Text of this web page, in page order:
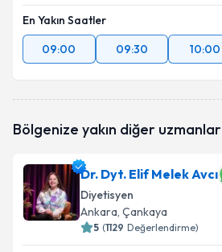
En Yakın Saatler
09:00
09:30 10:00
Bölgenize yakın diğer uzmanlar
Dr. Dyt. Elif Melek Avcı
Diyetisyen
Ankara, Çankaya
5 (1129 Değerlendirme)